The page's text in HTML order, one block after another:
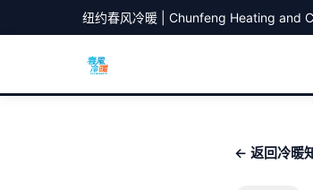
纽约春风冷暖 | Chunfeng Heating and
← 返回冷暖